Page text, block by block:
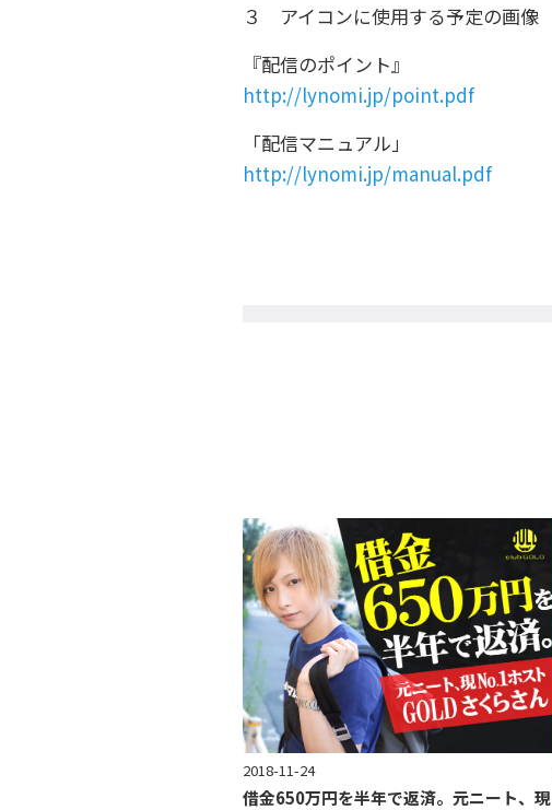
３ アイコンに使用する予定の画像
『配信のポイント』
http://lynomi.jp/point.pdf
「配信マニュアル」
http://lynomi.jp/manual.pdf
2018-11-24
借金650万円を半年で返済。元ニート、現